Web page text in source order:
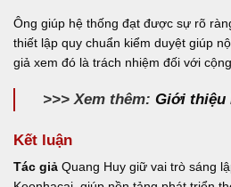
Ông giúp hệ thống đạt được sự rõ
thiết lập quy chuẩn kiểm duyệt giúp
giả xem đó là trách nhiệm đối với
>>> Xem thêm:Giới thiệu
Kết luận
Tác giả Quang Huy giữ vai trò sáng